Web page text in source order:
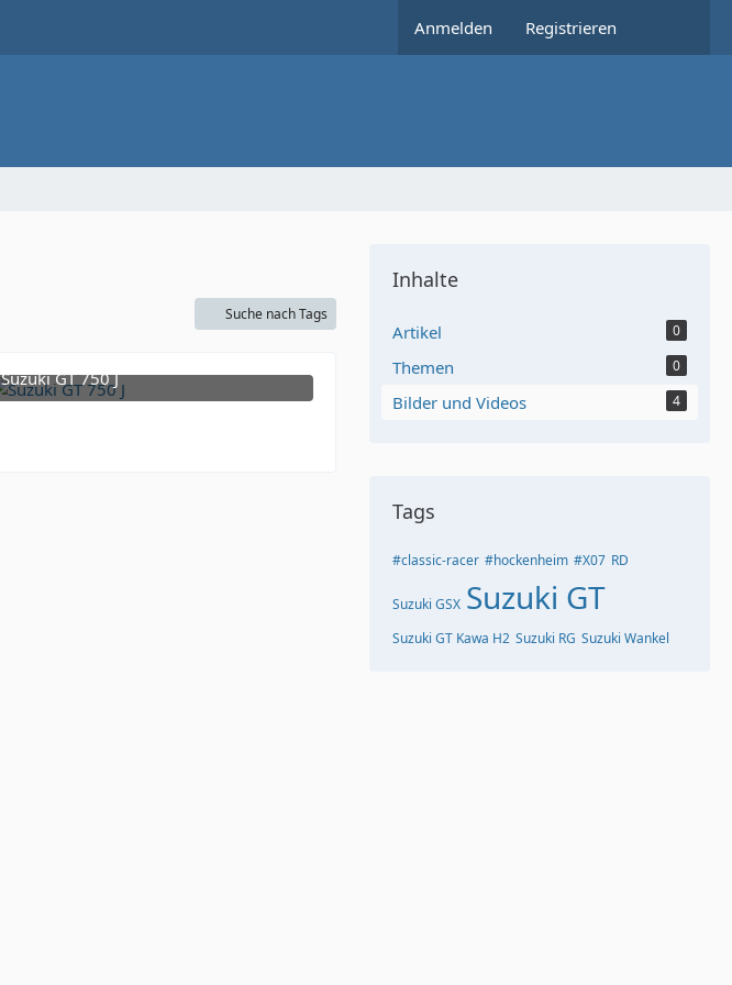
Anmelden Registrieren
Suche nach Tags
Suzuki GT 750 J
27. Juli 2025 um 09:38
Inhalte
Artikel 0
Themen 0
Bilder und Videos 4
Tags
#classic-racer #hockenheim #X07 RD
Suzuki GSX Suzuki GT
Suzuki GT Kawa H2 Suzuki RG Suzuki Wankel